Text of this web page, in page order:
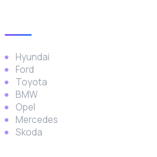
Hyundai
Ford
Toyota
BMW
Opel
Mercedes
Skoda